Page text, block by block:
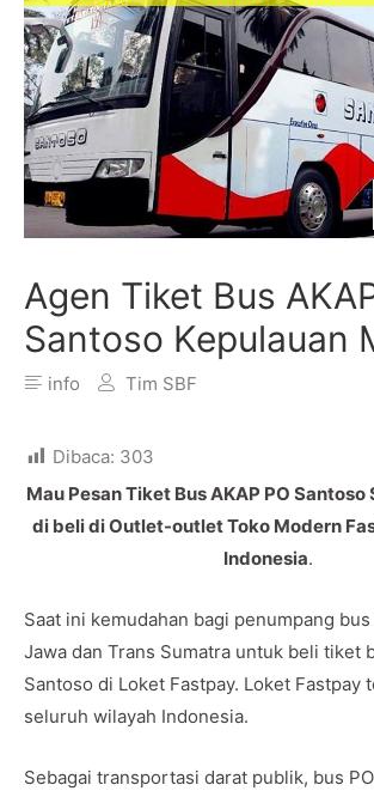
Agen Tiket Bus
Santoso Kepulauan
info Tim SBF
Dibaca: 303
Mau Pesan Tiket Bus AKAP PO
di beli di Outlet-outlet Toko Modern
Indonesia.
Saat ini kemudahan bagi penumpang bus
Jawa dan Trans Sumatra untuk beli tiket
Santoso di Loket Fastpay. Loket Fastpay
seluruh wilayah Indonesia.
Sebagai transportasi darat publik, bus